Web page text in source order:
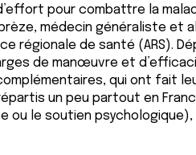
pour combattre la
médecin généraliste et
régionale de santé
de manœuvre et
qui ont fait
un peu partout en
ou le soutien